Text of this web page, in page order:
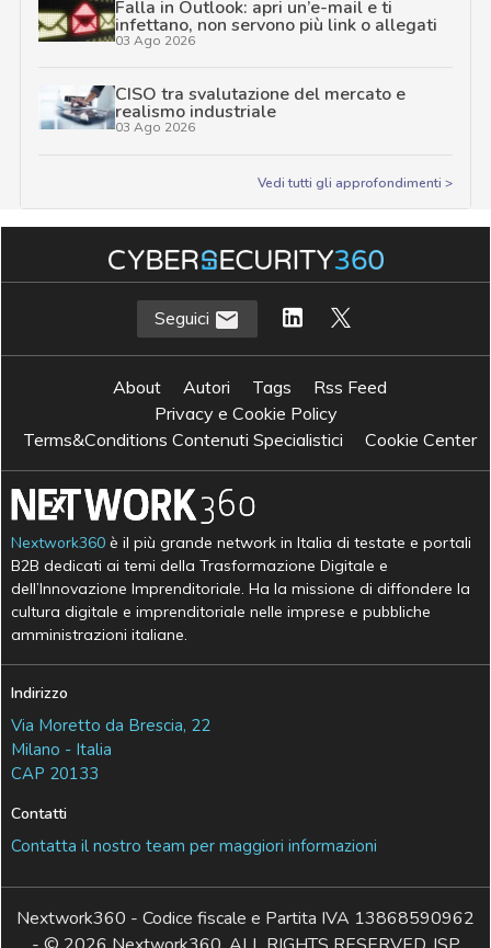
Falla in Outlook: apri un’e-mail e ti
infettano, non servono più link o allegati
03 Ago 2026
CISO tra svalutazione del mercato e
realismo industriale
03 Ago 2026
Vedi tutti gli approfondimenti >
Seguici
About Autori Tags
Rss Feed
Privacy e Cookie Policy
Terms&Conditions Contenuti Specialistici
Cookie Center
Nextwork360 è il più grande network in Italia di testate e portali
B2B dedicati ai temi della Trasformazione Digitale e
dell’Innovazione Imprenditoriale. Ha la missione di diffondere la
cultura digitale e imprenditoriale nelle imprese e pubbliche
amministrazioni italiane.
Indirizzo
Via Moretto da Brescia, 22
Milano - Italia
CAP 20133
Contatti
Contatta il nostro team per maggiori informazioni
Nextwork360 - Codice fiscale e Partita IVA 13868590962